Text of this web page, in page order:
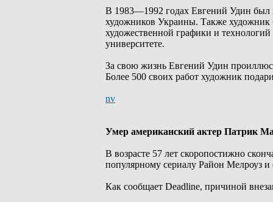
В 1983—1992 годах Евгений Удин был
художников Украины. Также художник
художественной графики и
университете.
За свою жизнь Евгений Удин
Более 500 своих работ художник
nv
Умер американский актер Патрик
В возрасте 57 лет скоропостижно
популярному сериалу Район Мелроуз
Как сообщает Deadline, причиной